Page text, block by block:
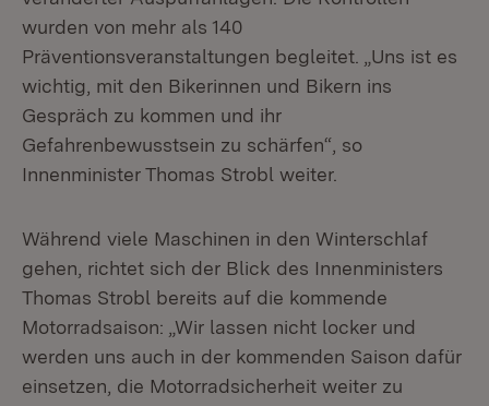
wurden von mehr als 140
Präventionsveranstaltungen begleitet. „Uns ist es
wichtig, mit den Bikerinnen und Bikern ins
Gespräch zu kommen und ihr
Gefahrenbewusstsein zu schärfen“, so
Innenminister Thomas Strobl weiter.
Während viele Maschinen in den Winterschlaf
gehen, richtet sich der Blick des Innenministers
Thomas Strobl bereits auf die kommende
Motorradsaison: „Wir lassen nicht locker und
werden uns auch in der kommenden Saison dafür
einsetzen, die Motorradsicherheit weiter zu